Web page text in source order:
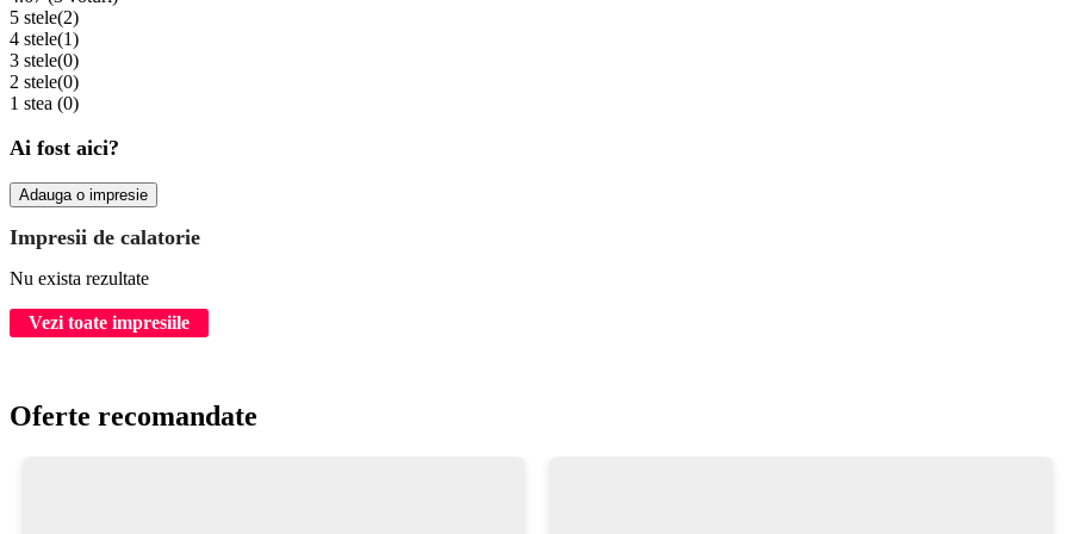
5 stele(2)
4 stele(1)
3 stele(0)
2 stele(0)
1 stea (0)
Ai fost aici?
Adauga o impresie
Impresii de calatorie
Nu exista rezultate
Vezi toate impresiile
Oferte recomandate